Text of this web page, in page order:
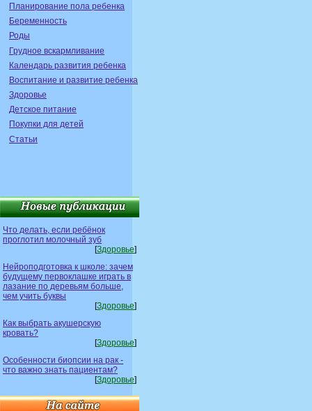
Планирование пола ребенка
Беременность
Роды
Грудное вскармливание
Календарь развития ребенка
Воспитание и развитие ребенка
Здоровье
Детское питание
Покупки для детей
Статьи
Что делать, если ребёнок
проглотил молочный зуб
[Здоровье]
Нейроподготовка к школе: зачем
будущему первоклашке играть в
лазание по деревьям больше,
чем учить буквы
[Здоровье]
Как выбрать акушерскую
кровать?
[Здоровье]
Особенности биопсии на рак -
что важно знать пациентам?
[Здоровье]